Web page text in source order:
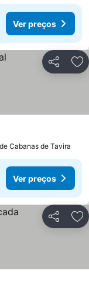
Ver preços
Partilhar
Cabanas de Tavira
Ver preços
Partilhar